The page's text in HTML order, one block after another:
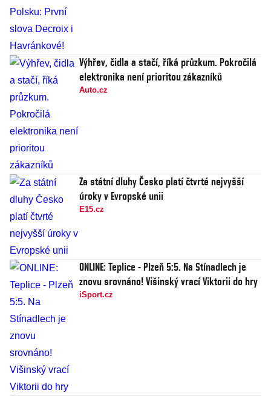
Výhřev, čidla a stačí, říká průzkum. Pokročilá
elektronika není prioritou zákazníků
Auto.cz
Za státní dluhy Česko platí čtvrté nejvyšší
úroky v Evropské unii
E15.cz
ONLINE: Teplice - Plzeň 5:5. Na Stínadlech je
znovu srovnáno! Višinský vrací Viktorii do hry
iSport.cz